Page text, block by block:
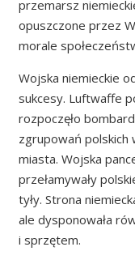
przemarsz
opuszczone przez
morale
Wojska niemieckie
sukcesy. Luftwaffe
rozpoczęło
zgrupowań polskich
miasta. Wojska
przełamywały
tyły. Strona
ale dysponowała
i sprzętem.